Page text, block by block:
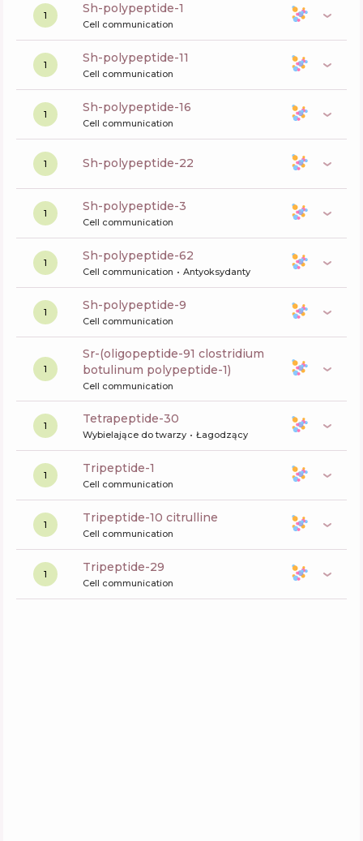
1 sh-polypeptide-1
Cell communication
1 sh-polypeptide-11
Cell communication
1 sh-polypeptide-16
Cell communication
1 sh-polypeptide-22
1 sh-polypeptide-3
Cell communication
1 sh-polypeptide-62
Cell communication Antyoksydanty
1 sh-polypeptide-9
Cell communication
1
sr-(oligopeptide-91 clostridium
botulinum polypeptide-1)
Cell communication
1 tetrapeptide-30
Wybielające do twarzy Łagodzący
1 tripeptide-1
Cell communication
1 tripeptide-10 citrulline
Cell communication
1 tripeptide-29
Cell communication